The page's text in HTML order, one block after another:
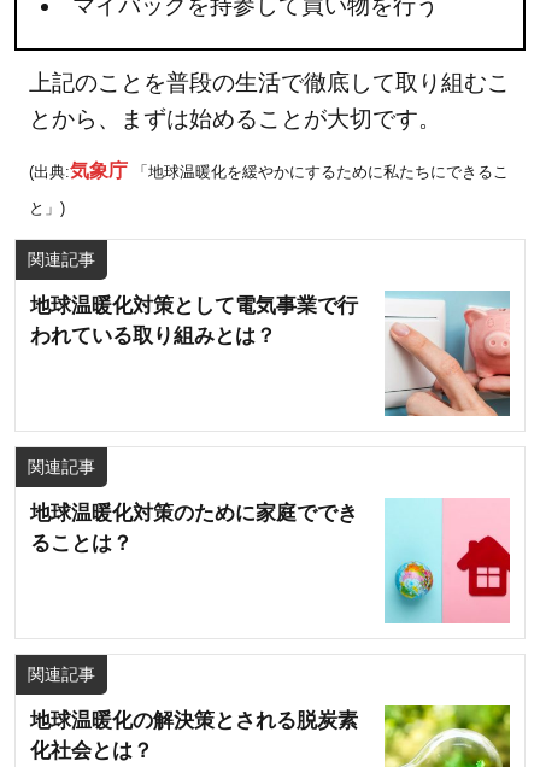
上記のことを普段の生活で徹底して取り組むこ
とから、まずは始めることが大切です。
(出典:気象庁
「地球温暖化を緩やかにするために私たちにできるこ
と」)
関連記事
地球温暖化対策として電気事業で行
われている取り組みとは？
関連記事
地球温暖化対策のために家庭ででき
ることは？
関連記事
地球温暖化の解決策とされる脱炭素
化社会とは？